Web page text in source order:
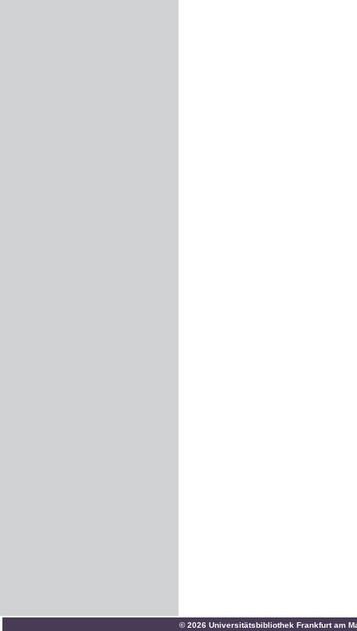
© 2026 Universitätsbibliothek Frankfurt am